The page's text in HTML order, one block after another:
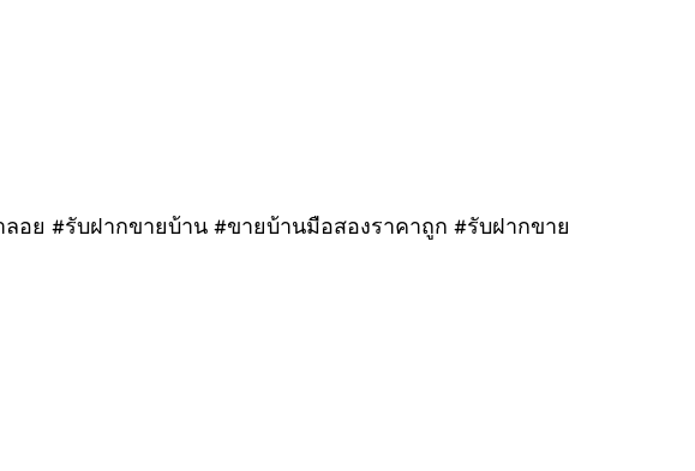
อย #รับฝากขายบ้าน #ขายบ้านมือสองราคาถูก #รับฝากขาย